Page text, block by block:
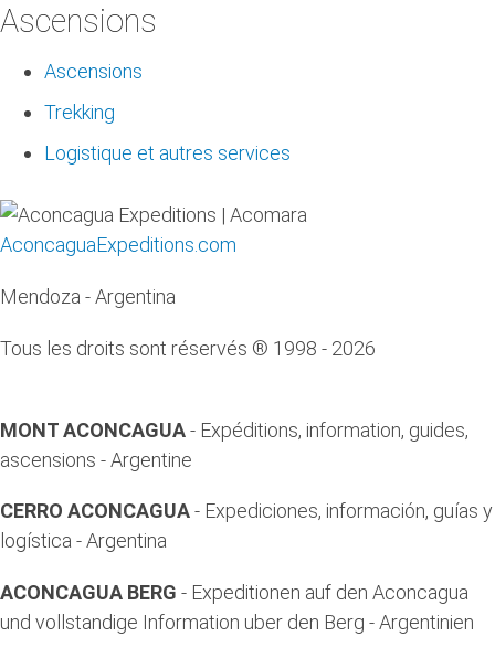
Ascensions
Ascensions
Trekking
Logistique et autres services
AconcaguaExpeditions.com
Mendoza - Argentina
Tous les droits sont réservés ® 1998 - 2026
MONT ACONCAGUA- Expéditions, information, guides,
ascensions - Argentine
CERRO ACONCAGUA- Expediciones, información, guías y
logística - Argentina
ACONCAGUA BERG - Expeditionen auf den Aconcagua
und vollstandige Information uber den Berg - Argentinien